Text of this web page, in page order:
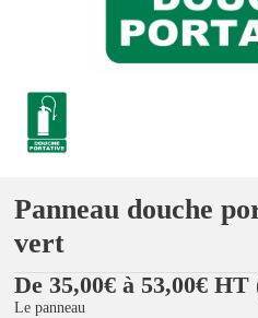
Panneau douche
vert
De 35,00€ à 53,00€ HT
Le panneau